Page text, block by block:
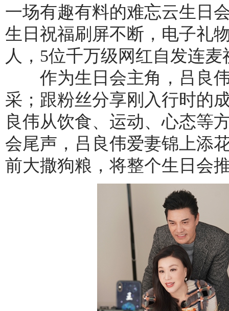
一场有趣有料的难忘云生日
生日祝福刷屏不断，电子礼
人，5位千万级网红自发连麦
作为生日会主角，吕良伟
采；跟粉丝分享刚入行时的
良伟从饮食、运动、心态等
会尾声，吕良伟爱妻锦上添
前大撒狗粮，将整个生日会